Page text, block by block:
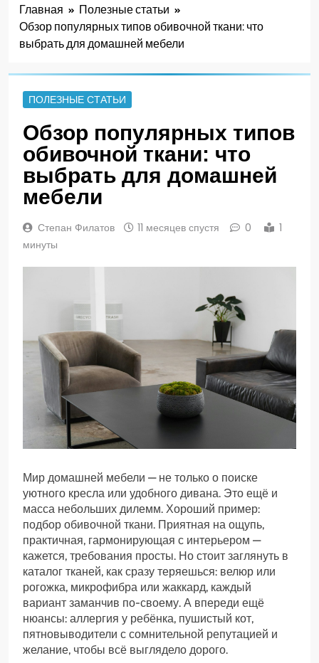
Главная
Полезные статьи
Обзор популярных типов обивочной ткани: что
выбрать для домашней мебели
ПОЛЕЗНЫЕ СТАТЬИ
Обзор популярных типов
обивочной ткани: что
выбрать для домашней
мебели
Степан Филатов 11 месяцев спустя 0
1
минуты
Мир домашней мебели — не только о поиске
уютного кресла или удобного дивана. Это ещё и
масса небольших дилемм. Хороший пример:
подбор обивочной ткани. Приятная на ощупь,
практичная, гармонирующая с интерьером —
кажется, требования просты. Но стоит заглянуть в
каталог тканей, как сразу теряешься: велюр или
рогожка, микрофибра или жаккард, каждый
вариант заманчив по-своему. А впереди ещё
нюансы: аллергия у ребёнка, пушистый кот,
пятновыводители с сомнительной репутацией и
желание, чтобы всё выглядело дорого.